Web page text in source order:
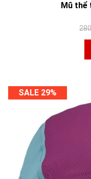
Mũ thể
SALE 29%